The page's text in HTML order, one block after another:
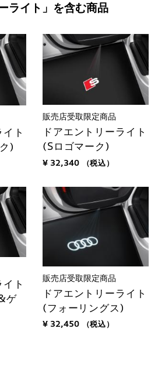
ライト」を含む商品
ト
)
販売店受取限定商品
ドアエントリーライト
(Sロゴマーク)
¥ 32,340 （税込）
ト
ゲ
販売店受取限定商品
ドアエントリーライト
(フォーリングス)
¥ 32,450 （税込）